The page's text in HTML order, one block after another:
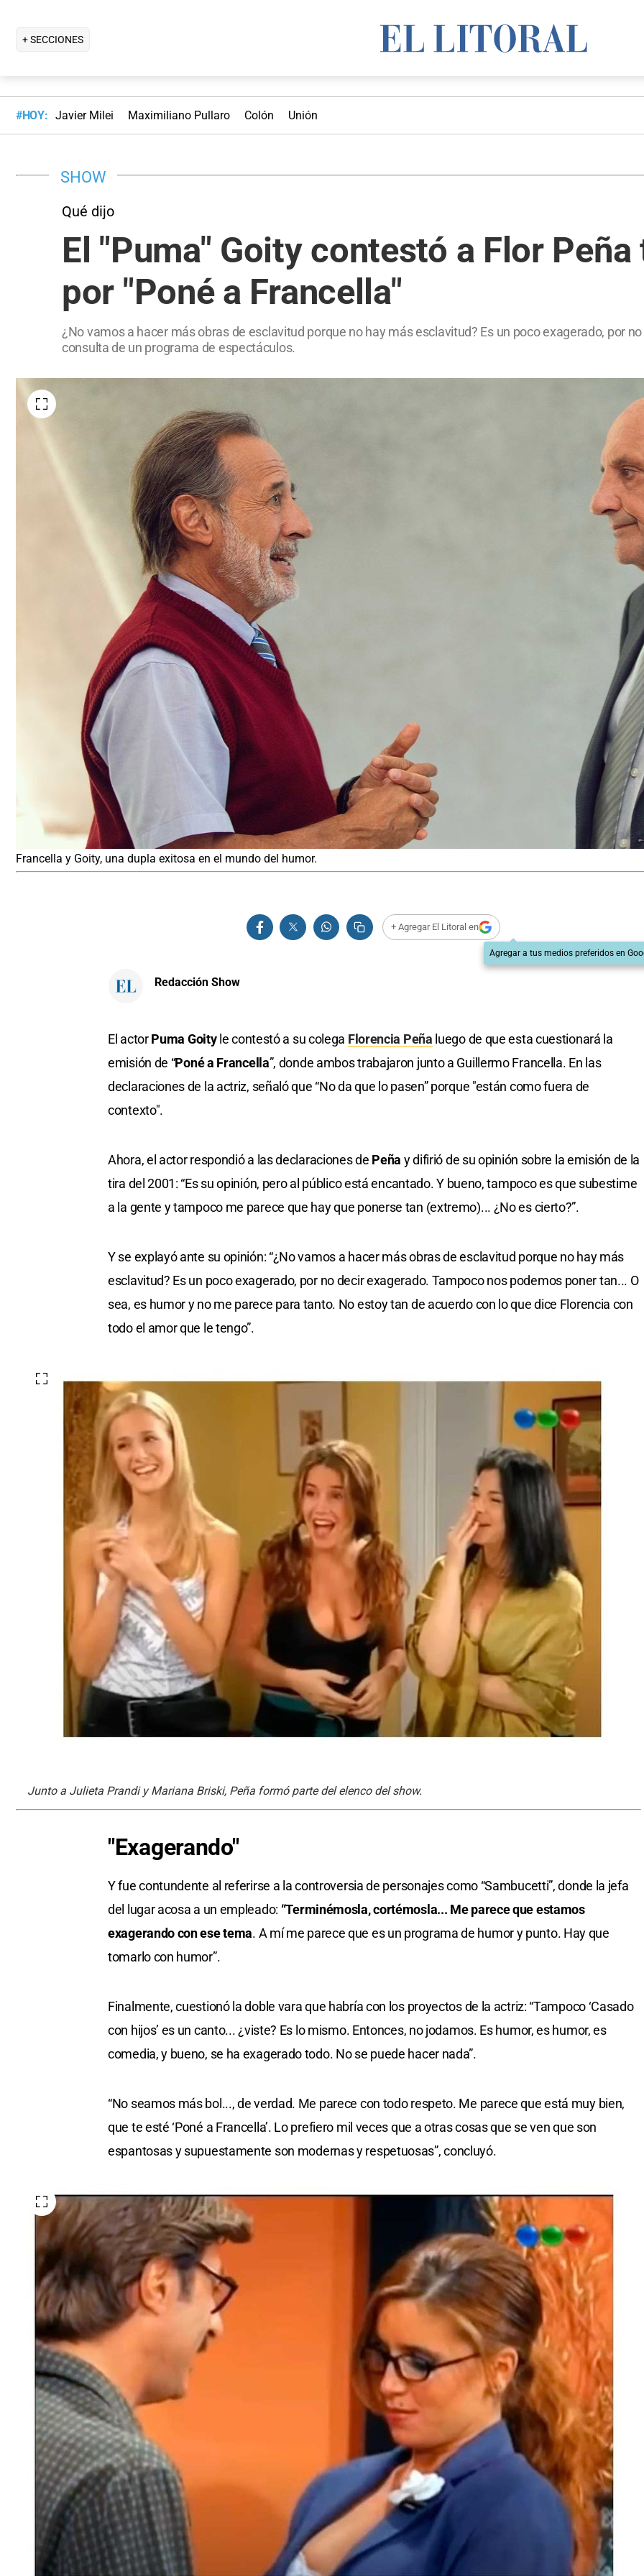
+ SECCIONES
#HOY: Javier Milei Maximiliano Pullaro Colón Unión
SHOW
Qué dijo
El "Puma" Goity contestó a Flor
por "Poné a Francella"
¿No vamos a hacer más obras de esclavitud porque no hay más esclavitud? Es un poco exagerado, por
consulta de un programa de espectáculos.
Francella y Goity, una dupla exitosa en el mundo del humor.
+ Agregar El Litoral en
Agregar a tus medios preferidos en
Redacción Show
El actorPuma Goityle contestó a su colega Florencia Peña luego de que esta cuestionará la
emisión de “Poné a Francella”, donde ambos trabajaron junto a Guillermo Francella. En las
declaraciones de la actriz, señaló que “No da que lo pasen” porque "están como fuera de
contexto".
Ahora, el actor respondió a las declaraciones de Peña y difirió de su opinión sobre la emisión de la
tira del 2001: “Es su opinión, pero al público está encantado. Y bueno, tampoco es que subestime
a la gente y tampoco me parece que hay que ponerse tan (extremo)... ¿No es cierto?”.
Y se explayó ante su opinión: “¿No vamos a hacer más obras de esclavitud porque no hay más
esclavitud? Es un poco exagerado, por no decir exagerado. Tampoco nos podemos poner tan... O
sea, es humor y no me parece para tanto. No estoy tan de acuerdo con lo que dice Florencia con
todo el amor que le tengo”.
Junto a Julieta Prandi y Mariana Briski, Peña formó parte del elenco del show.
"Exagerando"
Y fue contundente al referirse a la controversia de personajes como “Sambucetti”, donde la jefa
del lugar acosa a un empleado: “Terminémosla, cortémosla... Me parece que estamos
exagerando con ese tema. A mí me parece que es un programa de humor y punto. Hay que
tomarlo con humor”.
Finalmente, cuestionó la doble vara que habría con los proyectos de la actriz: “Tampoco ‘Casado
con hijos’ es un canto... ¿viste? Es lo mismo. Entonces, no jodamos. Es humor, es humor, es
comedia, y bueno, se ha exagerado todo. No se puede hacer nada”.
“No seamos más bol..., de verdad. Me parece con todo respeto. Me parece que está muy bien,
que te esté ‘Poné a Francella’. Lo prefiero mil veces que a otras cosas que se ven que son
espantosas y supuestamente son modernas y respetuosas”, concluyó.